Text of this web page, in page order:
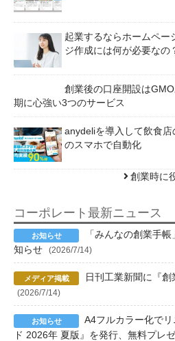
起業するならホームペー
ジ作成には何が必要なの
創業後の口座開設は
期に心強い3つのサービス
anydeliを導入して飲食
のスマホで自動化
創業時に
コーポレート最新ニュース
「みんなの創業手
知らせ
(2026/7/14)
日刊工業新聞に『
(2026/7/14)
A4フルカラー化で
ド 2026年 夏版』を発行、無料プレ